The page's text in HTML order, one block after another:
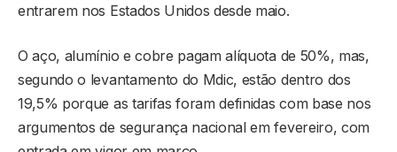
entrarem nos Estados Unidos desde maio.
O aço, alumínio e cobre pagam alíquota de 50%, mas,
segundo o levantamento do Mdic, estão dentro dos
19,5% porque as tarifas foram definidas com base nos
argumentos de segurança nacional em fevereiro, com